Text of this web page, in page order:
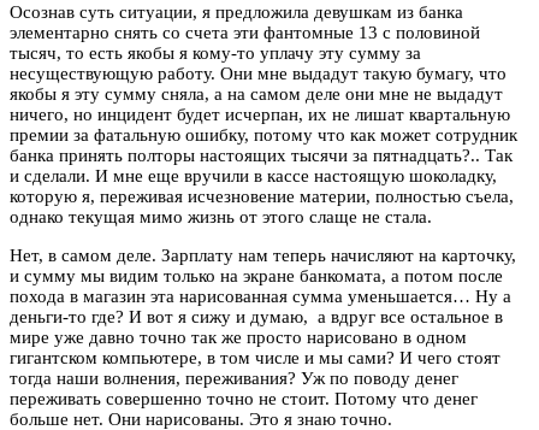
Осознав суть ситуации, я предложила девушкам из банка
элементарно снять со счета эти фантомные 13 с половиной
тысяч, то есть якобы я кому-то уплачу эту сумму за
несуществующую работу. Они мне выдадут такую бумагу, что
якобы я эту сумму сняла, а на самом деле они мне не выдадут
ничего, но инцидент будет исчерпан, их не лишат квартальную
премии за фатальную ошибку, потому что как может сотрудник
банка принять полторы настоящих тысячи за пятнадцать?.. Так
и сделали. И мне еще вручили в кассе настоящую шоколадку,
которую я, переживая исчезновение материи, полностью съела,
однако текущая мимо жизнь от этого слаще не стала.
Нет, в самом деле. Зарплату нам теперь начисляют на карточку,
и сумму мы видим только на экране банкомата, а потом после
похода в магазин эта нарисованная сумма уменьшается… Ну а
деньги-то где? И вот я сижу и думаю, а вдруг все остальное в
мире уже давно точно так же просто нарисовано в одном
гигантском компьютере, в том числе и мы сами? И чего стоят
тогда наши волнения, переживания? Уж по поводу денег
переживать совершенно точно не стоит. Потому что денег
больше нет. Они нарисованы. Это я знаю точно.